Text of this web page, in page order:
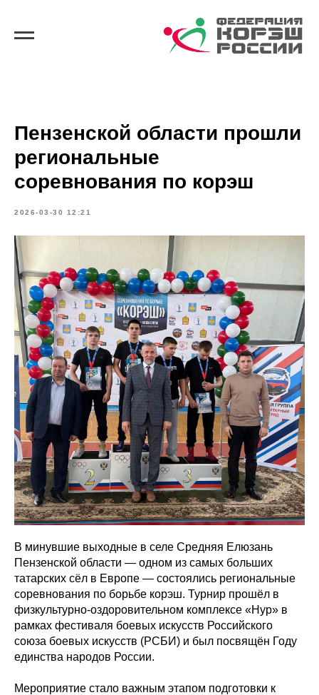
Пензенской области прошли
региональные
соревнования по корэш
2026-03-30 12:21
В минувшие выходные в селе Средняя Елюзань
Пензенской области — одном из самых больших
татарских сёл в Европе — состоялись региональные
соревнования по борьбе корэш. Турнир прошёл в
физкультурно‑оздоровительном комплексе «Нур» в
рамках фестиваля боевых искусств Российского
союза боевых искусств (РСБИ) и был посвящён Году
единства народов России.
Мероприятие стало важным этапом подготовки к